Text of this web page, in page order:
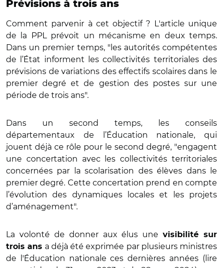
Prévisions à trois ans
Comment parvenir à cet objectif ? L'article unique
de la PPL prévoit un mécanisme en deux temps.
Dans un premier temps, "les autorités compétentes
de l’État informent les collectivités territoriales des
prévisions de variations des effectifs scolaires dans le
premier degré et de gestion des postes sur une
période de trois ans".
Dans un second temps, les conseils
départementaux de l’Éducation nationale, qui
jouent déjà ce rôle pour le second degré, "engagent
une concertation avec les collectivités territoriales
concernées par la scolarisation des élèves dans le
premier degré. Cette concertation prend en compte
l’évolution des dynamiques locales et les projets
d’aménagement".
La volonté de donner aux élus unevisibilité sur
trois ans a déjà été exprimée par plusieurs ministres
de l'Éducation nationale ces dernières années (lire